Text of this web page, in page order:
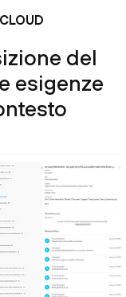
del
esigenze